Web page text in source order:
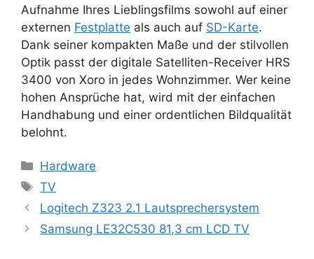
Aufnahme Ihres Lieblingsfilms sowohl auf einer
externen Festplatte als auch auf SD-Karte.
Dank seiner kompakten Maße und der stilvollen
Optik passt der digitale Satelliten-Receiver HRS
3400 von Xoro in jedes Wohnzimmer. Wer keine
hohen Ansprüche hat, wird mit der einfachen
Handhabung und einer ordentlichen Bildqualität
belohnt.
Kategorien
Hardware
Schlagwörter
TV
Logitech Z323 2.1 Lautsprechersystem
Samsung LE32C530 81,3 cm LCD TV